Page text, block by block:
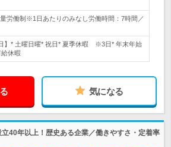
労働制※1日あたりのみなし労働時間：7時間／
日】* 土曜日曜* 祝日* 夏季休暇 ※3日* 年末年始
休暇
気になる
40年以上！歴史ある企業／働きやすさ・定着率